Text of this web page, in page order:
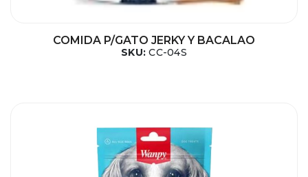
COMIDA P/GATO JERKY Y BACALAO
SKU:CC-04S